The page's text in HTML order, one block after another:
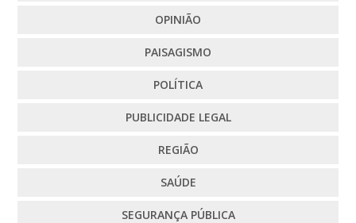
OPINIÃO
PAISAGISMO
POLÍTICA
PUBLICIDADE LEGAL
REGIÃO
SAÚDE
SEGURANÇA PÚBLICA